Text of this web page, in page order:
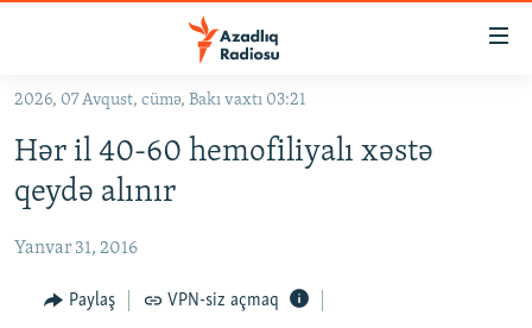
Əsas
qayıt
Əsas
naviqasiyaya
qayıt
KORRUPSIOMETR
#ƏSLINDƏ
FƏRQƏ BAX
2026, 07 Avqust, cümə, Bakı vaxtı 03:21
Hər il 40-60 hemofiliyalı xəstə
qeydə alınır
Yanvar 31, 2016
Paylaş VPN-siz açmaq